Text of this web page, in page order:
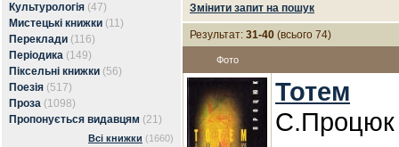
Культурологія (47)
Мистецькі книжки (11)
Переклади (116)
Періодика (149)
Піксельні книжки (56)
Поезія (517)
Проза (1098)
Пропонується видавцям (21)
Всі книжки (1660)
Змінити запит на пошук
Результат: 31-40 (всього 74)
Фото
Тотем
С.Процюк